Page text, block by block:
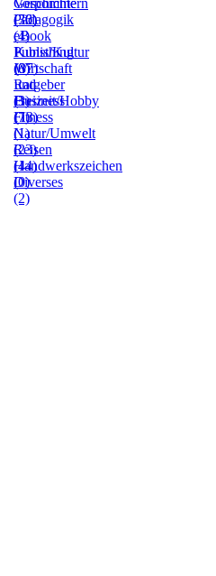
Vorpommern
(36)
Geschichte
(70)
Pädagogik
(4)
eBook
Publishing
(0)
Kunst/Kultur
(37)
Wirtschaft
und
Business
(13)
Ratgeber
(3)
Freizeit/Hobby
(7)
Fitness
(1)
Natur/Umwelt
(23)
Reisen
(44)
Handwerkszeichen
(0)
Diverses
(2)